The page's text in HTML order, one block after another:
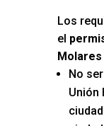
Los
el
Molares
No
Unión